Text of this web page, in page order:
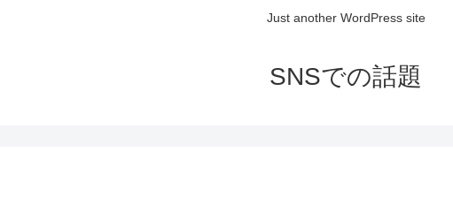
Just another WordPress site
SNSでの話題